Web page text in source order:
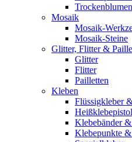
Trockenblumen
Mosaik
Mosaik-
Mosaik-Steine
Glitter, Flitter &
Glitter
Flitter
Pailletten
Kleben
Flüssigkleber
Klebebänder
Klebepunkte